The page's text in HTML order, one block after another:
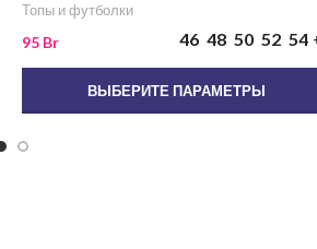
Топы и футболки
95 Br 46 48 50 52 54
ВЫБЕРИТЕ ПАРАМЕТРЫ